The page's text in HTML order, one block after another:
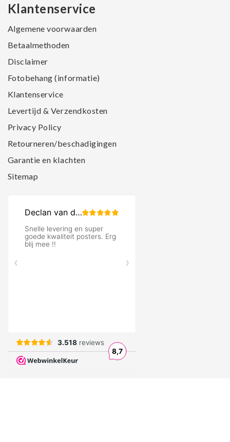
Klantenservice
Algemene voorwaarden
Betaalmethoden
Disclaimer
Fotobehang (informatie)
Klantenservice
Levertijd & Verzendkosten
Privacy Policy
Retourneren/beschadigingen
Garantie en klachten
Sitemap